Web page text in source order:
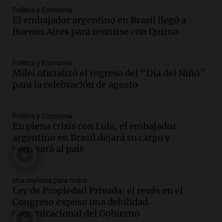
Audio.Suspenden descuento en SUBE y
aumentan tarifas del SUBTE en Buenos
Aires desde agosto
Audio.Kicillof critica la desregulación
financiera y el aumento de la morosidad
Episodios
Audio.La UNT evalúa apelación ante la
Corte Suprema tras fallo que aparta a
Pagani como rector
Audio.El cardenal Ángel Rossi advirtió
que la justicia social viene siendo
“despreciada y burlada”
Política y Economía
El embajador argentino en Brasil llegó a
Buenos Aires para reunirse con Quirno
Política y Economía
Milei oficializó el regreso del “Día del Niño”
para la celebración de agosto
Política y Economía
En plena crisis con Lula, el embajador
argentino en Brasil dejará su cargo y
regresará al país
Una mañana para todos
Ley de Propiedad Privada: el revés en el
Congreso expuso una debilidad
comunicacional del Gobierno